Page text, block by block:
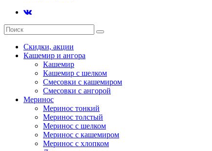
Скидки, акции
Кашемир и ангора
Кашемир
Кашемир с шелком
Смесовки с кашемиром
Смесовки с ангорой
Меринос
Меринос тонкий
Меринос толстый
Меринос с шелком
Меринос с кашемиром
Меринос с хлопком